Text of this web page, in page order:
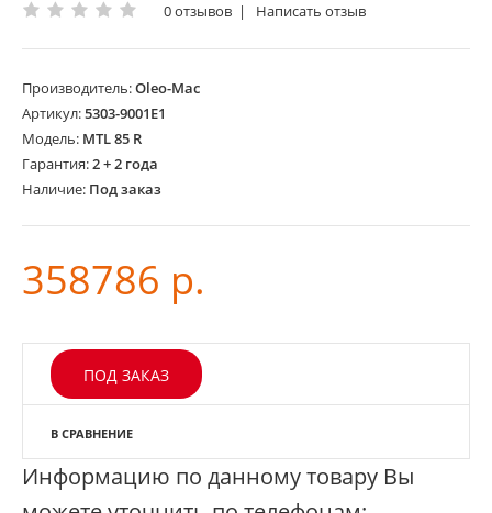
0 отзывов | Написать отзыв
Производитель:Oleo-Mac
Артикул:5303-9001E1
Модель: MTL 85 R
Гарантия:2 + 2 года
Наличие: Под заказ
358786 р.
ПОД ЗАКАЗ
В СРАВНЕНИЕ
Информацию по данному товару Вы